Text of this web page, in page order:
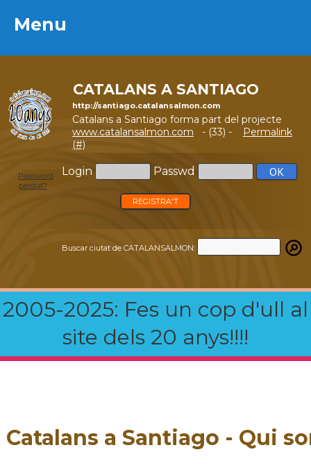
Menu
CATALANS A SANTIAGO
http://santiago.catalansalmon.com
Catalans a Santiago forma part del projecte
www.catalansalmon.com - (33) -
Permalink
(#)
Login Passwd
Password
perdut?
REGISTRA'T
Buscar ciutat de CATALANSALMON:
2005-2025: Fes un cop d'ull al
site dels 20 anys!!!!
Menu
Catalans a Santiago - Qui